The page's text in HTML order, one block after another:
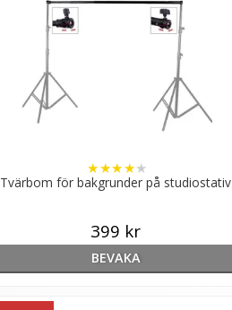
Tvärbom för bakgrunder på studiostativ
★★★★★
399 kr
BEVAKA